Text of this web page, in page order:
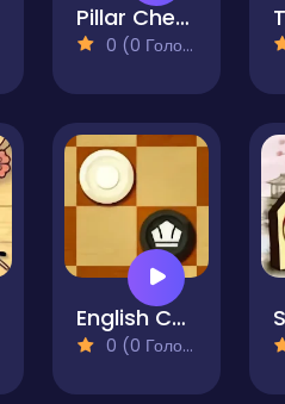
Pillar Checkers Duel
0 (0 Голосів)
English Checkers
0 (0 Голосів)